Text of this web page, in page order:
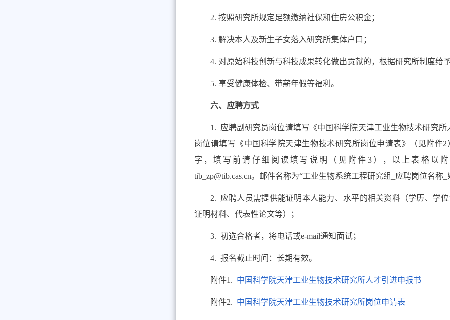
2. 按照研究所规定足额缴纳社保和住房公积金；
3. 解决本人及新生子女落入研究所集体户口；
4. 对原始科技创新与科技成果转化做出贡献的，根据研究所制度给予
5. 享受健康体检、带薪年假等福利。
六、应聘方式
1. 应聘副研究员岗位请填写《中国科学院天津工业生物技术研究
岗位请填写《中国科学院天津生物技术研究所岗位申请表》（见附件2
字，填写前请仔细阅读填写说明（见附件 3），以上表格以
tib_zp@tib.cas.cn。邮件名称为“工业生物系统工程研究组 应聘岗位名称
2. 应聘人员需提供能证明本人能力、水平的相关资料（学历、学
证明材料、代表性论文等）；
3. 初选合格者，将电话或e-mail通知面试；
4. 报名截止时间：长期有效。
附件1. 中国科学院天津工业生物技术研究所人才引进申报书
附件2. 中国科学院天津工业生物技术研究所岗位申请表